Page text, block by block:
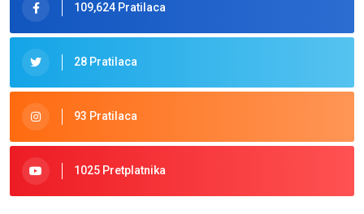
109,624 Pratilaca
28 Pratilaca
93 Pratilaca
1025 Pretplatnika